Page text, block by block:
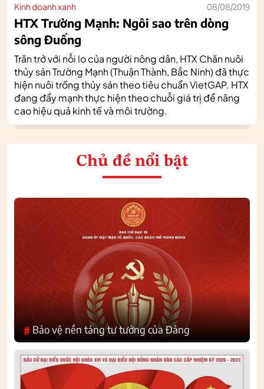
Kinh doanh xanh 08/08/2019
HTX Trường Mạnh: Ngôi sao trên dòng
sông Đuống
Trăn trở với nỗi lo của người nông dân, HTX Chăn nuôi
thủy sản Trường Mạnh (Thuận Thành, Bắc Ninh) đã thực
hiện nuôi trồng thủy sản theo tiêu chuẩn VietGAP. HTX
đang đẩy mạnh thực hiện theo chuỗi giá trị để nâng
cao hiệu quả kinh tế và môi trường.
Chủ đề nổi bật
# Bảo vệ nền tảng tư tưởng của Đảng